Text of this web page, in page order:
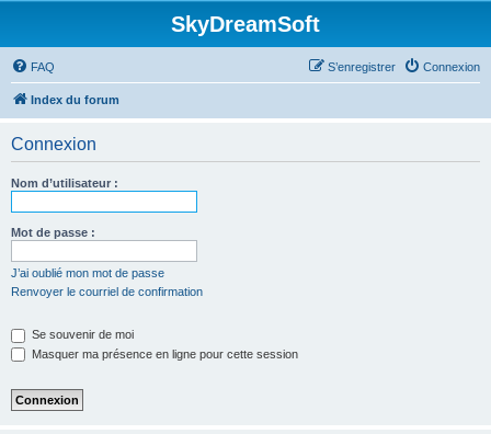
SkyDreamSoft
FAQ Connexion
S’enregistrer
Index du forum
Connexion
Nom d’utilisateur :
Mot de passe :
J’ai oublié mon mot de passe
Renvoyer le courriel de confirmation
Se souvenir de moi
Masquer ma présence en ligne pour cette session